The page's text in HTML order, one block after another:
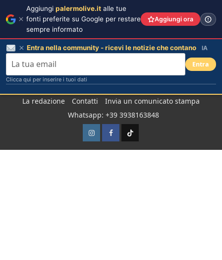
La redazione Contatti
Invia un comunicato stampa
Whatsapp: +39 3938163848
InstagramFacebook
TikTok
Aggiungi palermolive.it alle tue
fonti preferite su Google per restare
sempre informato
Aggiungi ora
Entra nella community - ricevi le notizie che contano IA
Entra
Clicca qui per inserire i tuoi dati